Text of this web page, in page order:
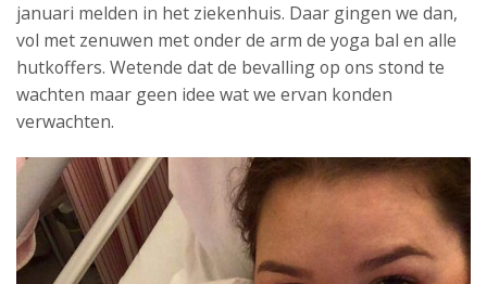
januari melden in het ziekenhuis. Daar gingen we dan,
vol met zenuwen met onder de arm de yoga bal en alle
hutkoffers. Wetende dat de bevalling op ons stond te
wachten maar geen idee wat we ervan konden
verwachten.